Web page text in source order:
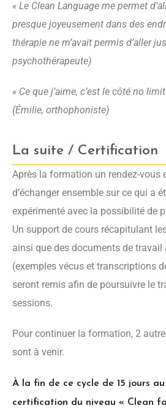
« Le Clean Language me permet
presque joyeusement dans des
thérapie ne m’avait permis d’aller
psychothérapeute)
« Ce que j’aime, c’est le côté no
(Émilie, orthophoniste)
La suite / Certification
Après la formation un rendez-vous
d’échanger ensemble sur ce qui a
expérimenté avec la possibilité de
Un support de cours récapitulant
ainsi que des documents de travail
(exemples vécus et transcriptions
seront remis afin de poursuivre le
sessions.
Pour continuer la formation, 2
sont à venir.
À la fin de ce cycle de 15 jours
certification du niveau « Clean